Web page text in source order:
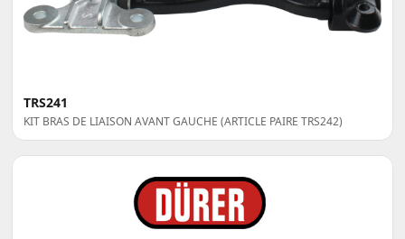
TRS241
KIT BRAS DE LIAISON AVANT GAUCHE (ARTICLE PAIRE TRS242)